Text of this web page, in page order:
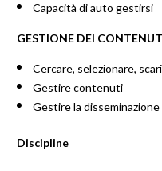
Capacità di auto gestirsi
GESTIONE DEI
Cercare, selezionare,
Gestire contenuti
Gestire la
Discipline